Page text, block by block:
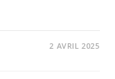
2 AVRIL 2025